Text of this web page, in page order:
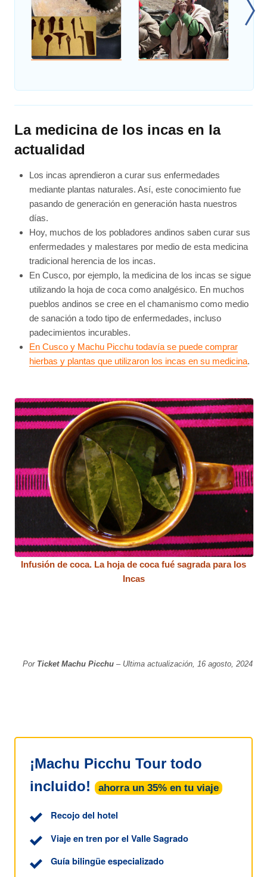
La medicina de los incas en la
actualidad
Los incas aprendieron a curar sus enfermedades
mediante plantas naturales. Así, este conocimiento fue
pasando de generación en generación hasta nuestros
días.
Hoy, muchos de los pobladores andinos saben curar sus
enfermedades y malestares por medio de esta medicina
tradicional herencia de los incas.
En Cusco, por ejemplo, la medicina de los incas se sigue
utilizando la hoja de coca como analgésico. En muchos
pueblos andinos se cree en el chamanismo como medio
de sanación a todo tipo de enfermedades, incluso
padecimientos incurables.
En Cusco y Machu Picchu todavía se puede comprar
hierbas y plantas que utilizaron los incas en su medicina.
Infusión de coca. La hoja de coca fué sagrada para los
Incas
Por Ticket Machu Picchu– Ultima actualización, 16 agosto, 2024
¡Machu Picchu Tour todo
incluido! ahorra un 35% en tu viaje
Recojo del hotel
Viaje en tren por el Valle Sagrado
Guía bilingüe especializado